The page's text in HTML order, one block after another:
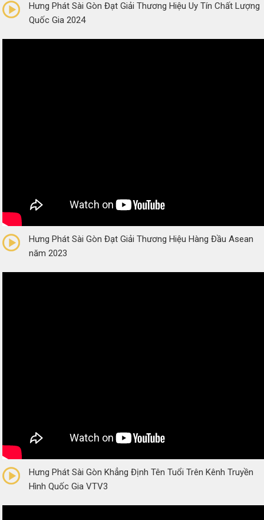
Hưng Phát Sài Gòn Đạt Giải Thương Hiệu Uy Tín Chất Lượng
Quốc Gia 2024
(0 Reviews)
Hưng Phát Sài Gòn Đạt Giải Thương Hiệu Hàng Đầu Asean
năm 2023
(0 Reviews)
Hưng Phát Sài Gòn Khẳng Định Tên Tuổi Trên Kênh Truyền
Hình Quốc Gia VTV3